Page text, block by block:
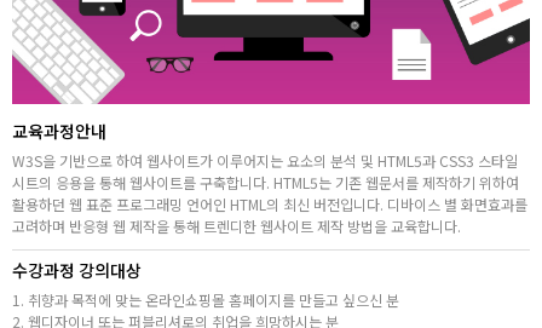
아카데미소개
교육과정안내
W3S을 기반으로 하여 웹사이트가 이루어지는 요소의 분석 및 HTML5과 CSS3 스타일
시트의 응용을 통해 웹사이트를 구축합니다. HTML5는 기존 웹문서를 제작하기 위하여
활용하던 웹 표준 프로그래밍 언어인 HTML의 최신 버전입니다. 디바이스 별 화면효과를
고려하며 반응형 웹 제작을 통해 트렌디한 웹사이트 제작 방법을 교육합니다.
수강과정 강의대상
1. 취향과 목적에 맞는 온라인쇼핑몰 홈페이지를 만들고 싶으신 분
2. 웹디자이너 또는 퍼블리셔로의 취업을 희망하시는 분